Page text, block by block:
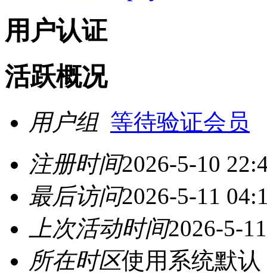
用户认证
活跃概况
用户组 等待验证会员
注册时间2026-5-10
最后访问2026-5-11
上次活动时间2026-5-
所在时区使用系统默认